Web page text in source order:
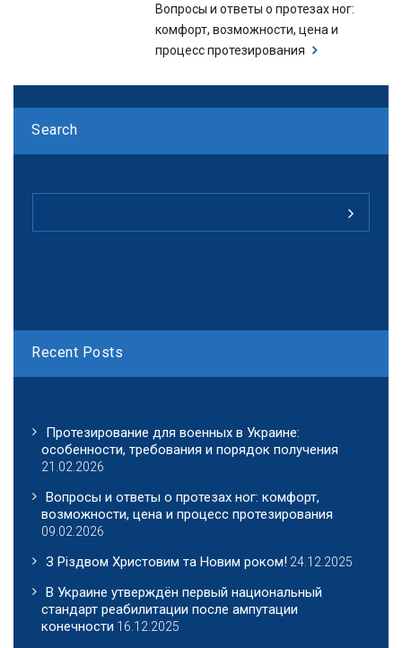
Вопросы и ответы о протезах ног:
комфорт, возможности, цена и
процесс протезирования
Search
Recent Posts
Протезирование для военных в Украине:
особенности, требования и порядок получения
21.02.2026
Вопросы и ответы о протезах ног: комфорт,
возможности, цена и процесс протезирования
09.02.2026
З Різдвом Христовим та Новим роком! 24.12.2025
В Украине утверждён первый национальный
стандарт реабилитации после ампутации
конечности 16.12.2025